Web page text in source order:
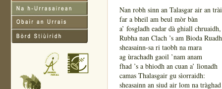
Nan robh sinn an Talasgar air an
far a bheil am beul mòr bàn
a’ fosgladh eadar dà ghiall chruaidh,
Rubha nan Clach ’s am Bioda
sheasainn-sa ri taobh na mara
ag ùrachadh gaoil ’nam anam
fhad ’s a bhiodh an cuan a’ lìonadh
camas Thalasgair gu sìorraidh:
sheasainn an siud air lom na tràghad